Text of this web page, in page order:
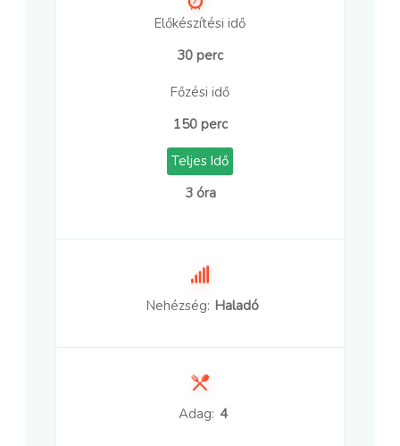
Előkészítési idő
30 perc
Főzési idő
150 perc
Teljes Idő
3 óra
Nehézség: Haladó
Adag: 4